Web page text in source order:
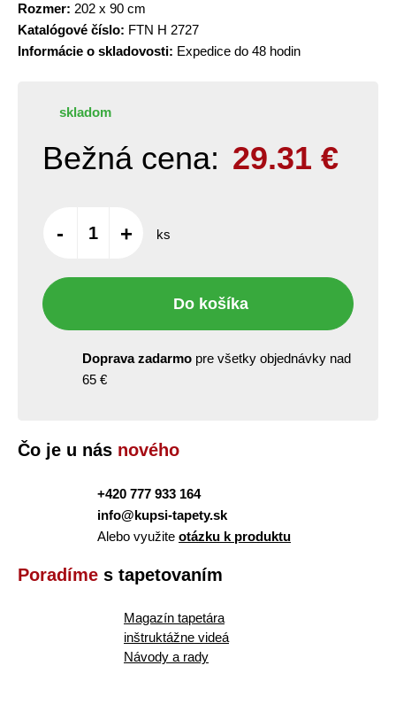
Rozmer: 202 x 90 cm
Katalógové číslo: FTN H 2727
Informácie o skladovosti: Expedice do 48 hodin
skladom
Bežná cena: 29.31 €
- + ks
Do košíka
Doprava zadarmo pre všetky objednávky nad
65 €
Čo je u nás nového
+420 777 933 164
info@kupsi-tapety.sk
Alebo využite otázku k produktu
Poradíme s tapetovaním
Magazín tapetára
inštruktážne videá
Návody a rady